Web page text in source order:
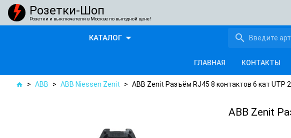
Розетки-Шоп
Розетки и выключатели в Москве по выгодной цене!
КАТАЛОГarrow_drop_down search
ГЛАВНАЯ КОНТАКТЫ
home > ABB > ABB Niessen Zenit > ABB Zenit Разъём RJ45 8 контактов 6 кат UTP
ABB Zenit